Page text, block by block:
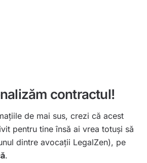
contractul!
de mai sus, crezi că acest
pentru tine însă ai vrea totuși să
dintre avocații LegalZen), pe
.